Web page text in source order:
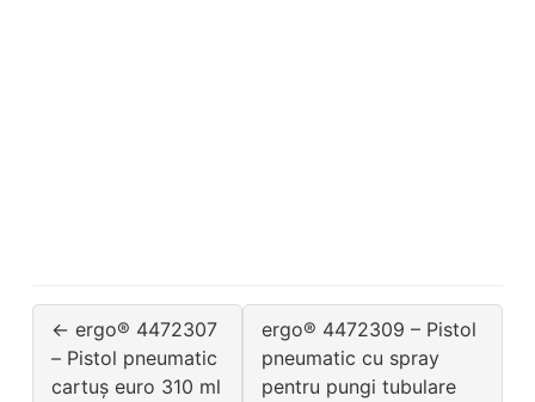
← ergo® 4472307
– Pistol pneumatic
cartuș euro 310 ml
ergo® 4472309 – Pistol
pneumatic cu spray
pentru pungi tubulare